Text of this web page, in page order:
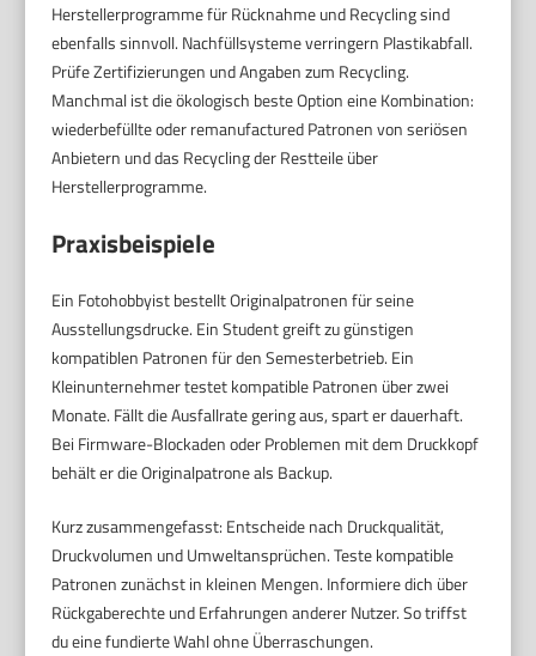
Herstellerprogramme für Rücknahme und Recycling sind
ebenfalls sinnvoll. Nachfüllsysteme verringern Plastikabfall.
Prüfe Zertifizierungen und Angaben zum Recycling.
Manchmal ist die ökologisch beste Option eine Kombination:
wiederbefüllte oder remanufactured Patronen von seriösen
Anbietern und das Recycling der Restteile über
Herstellerprogramme.
Praxisbeispiele
Ein Fotohobbyist bestellt Originalpatronen für seine
Ausstellungsdrucke. Ein Student greift zu günstigen
kompatiblen Patronen für den Semesterbetrieb. Ein
Kleinunternehmer testet kompatible Patronen über zwei
Monate. Fällt die Ausfallrate gering aus, spart er dauerhaft.
Bei Firmware-Blockaden oder Problemen mit dem Druckkopf
behält er die Originalpatrone als Backup.
Kurz zusammengefasst: Entscheide nach Druckqualität,
Druckvolumen und Umweltansprüchen. Teste kompatible
Patronen zunächst in kleinen Mengen. Informiere dich über
Rückgaberechte und Erfahrungen anderer Nutzer. So triffst
du eine fundierte Wahl ohne Überraschungen.